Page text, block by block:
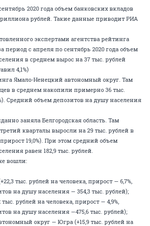
2020 года объем банковских вкладов
рублей. Такие данные приводит РИА
экспертами агентства рейтинга
период с апреля по сентябрь 2020 года объем
в среднем вырос на 37 тыс. рублей
4,1%)
Ямало-Ненецкий автономный округ. Там
в среднем накопили примерно 36 тыс.
Средний объем депозитов на душу населения
заняла Белгородская область. Там
кварталы выросли на 29 тыс. рублей в
19,0%). При этом средний объем
равен 182,9 тыс. рублей.
вошли:
тыс. рублей на человека, прирост — 6,7%,
на душу населения — 354,3 тыс. рублей);
рублей на человека, прирост — 4,9%,
на душу населения —475,6 тыс. рублей);
округ — Югра (+15,9 тыс. рублей на